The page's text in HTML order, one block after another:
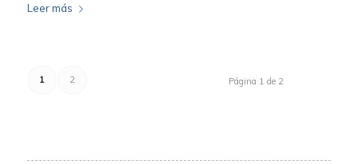
Leer más
Página 1 de 2
1 2